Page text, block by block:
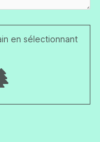
en sélectionnant